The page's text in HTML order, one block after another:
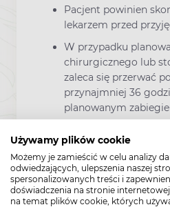
Używamy plików cookie
Możemy je zamieścić w celu analizy
odwiedzających, ulepszenia naszej
spersonalizowanych treści i
doświadczenia na stronie
na temat plików cookie, których
Pacjent powinien
lekarzem przed
W przypadku
chirurgicznego lub
zaleca się przerwać
przynajmniej 36
planowanym
Bilobil Intense w ciąży
Nie ma danych
stosowania leku w czasie